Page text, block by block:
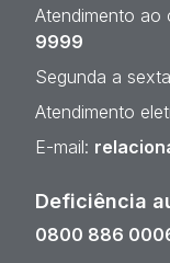
Atendimento ao
9999
Segunda a
Atendimento
E-mail:
Deficiência
0800 886